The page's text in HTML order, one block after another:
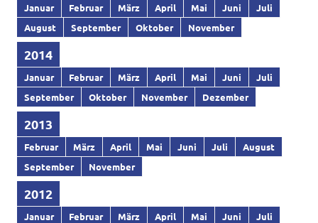
Januar Februar März April Mai Juni
Juli
August
September Oktober November
2014
Januar Februar März April Mai Juni
Juli
September
Oktober November Dezember
2013
Februar März April Mai Juni Juli
August
September
November
2012
Januar Februar März April Mai Juni
Juli